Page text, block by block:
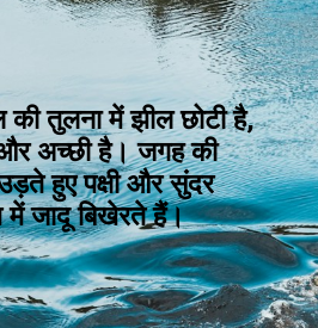
की तुलना में झील छोटी है,
अच्छी है। जगह की
हुए पक्षी और सुंदर
में जादू बिखेरते हैं।